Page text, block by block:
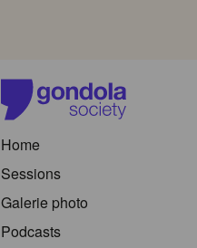
Home
Sessions
Galerie photo
Podcasts